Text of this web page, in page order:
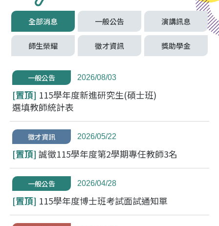
全部消息 一般公告 演講訊息
師生榮耀 徵才資訊 獎助學金
一般公告 2026/08/03
[置頂] 115學年度新進研究生(碩士班)
選填教師統計表
徵才資訊 2026/05/22
[置頂] 誠徵115學年度第2學期專任教師3名
一般公告 2026/04/28
[置頂] 115學年度博士班考試面試通知單